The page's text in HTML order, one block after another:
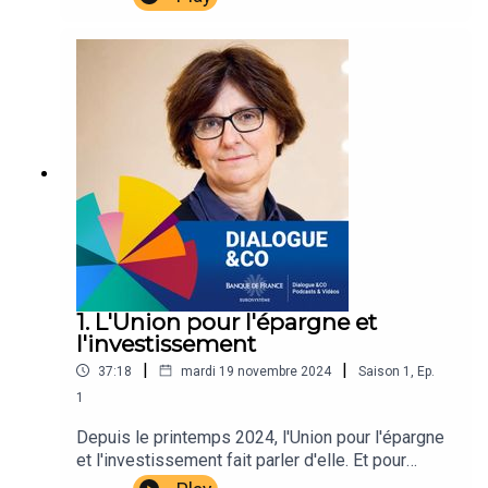
podcasts@banque-france.fr.
Abonnez-vous, commentez et laissez-nous des étoiles
économiques. Un podcast de la série « On parle
1. L'Union pour l'épargne et
l'investissement
37:18 | mardi 19 novembre 2024 | Saison 1 , Ep.
1
Depuis le printemps 2024, l'Union pour l'épargne
et l'investissement fait parler d'elle. Et pour
cause, elle est l'objet de trois rapports, français